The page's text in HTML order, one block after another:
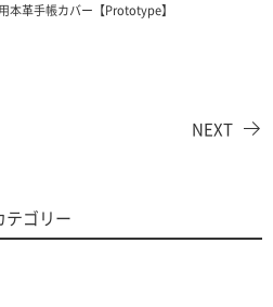
本革手帳カバー【Prototype】
NEXT
テゴリー